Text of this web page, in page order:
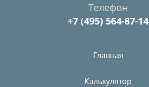
Телефон
+7 (495) 564-87-14
Главная
Калькулятор